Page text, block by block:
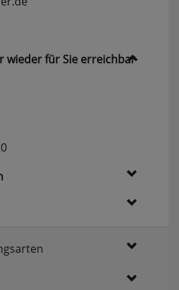
Auswahl
akzeptieren
wieder für Sie erreichbar